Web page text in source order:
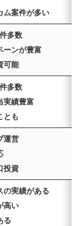
ム案件が多い
多数
ーンが豊富
可能
多数
実績豊富
とも
運営
投資
の実績がある
高い
る